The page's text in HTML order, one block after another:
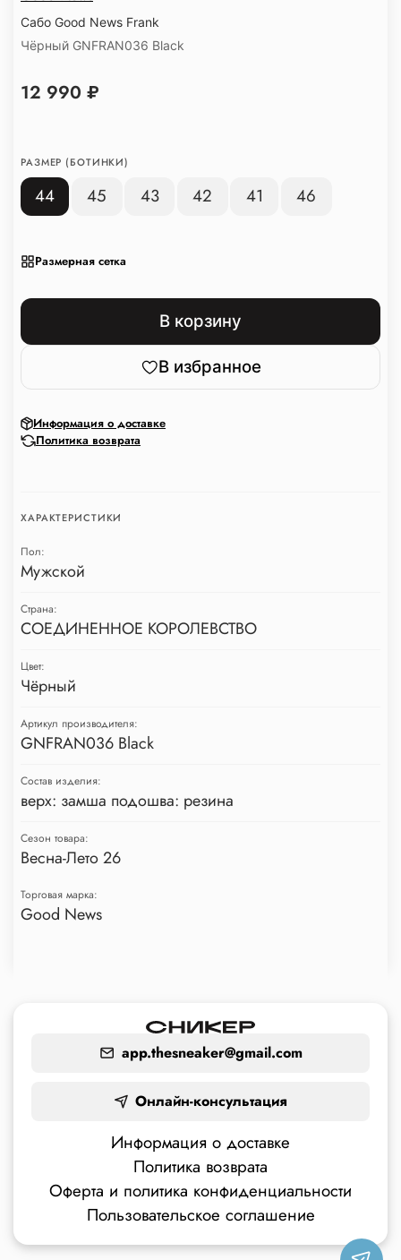
Сабо Good News Frank
Чёрный GNFRAN036 Black
РАЗМЕР (БОТИНКИ)
44 45 43 42 41 46
Размерная сетка
12 990 ₽
В корзину
В избранное
Информация о доставке
Политика возврата
ХАРАКТЕРИСТИКИ
Пол:
Мужской
Страна:
СОЕДИНЕННОЕ КОРОЛЕВСТВО
Цвет:
Чёрный
Артикул производителя:
GNFRAN036 Black
Состав изделия:
верх: замша подошва: резина
Сезон товара:
Весна-Лето 26
Торговая марка:
Good News
app.thesneaker@gmail.com
Онлайн-консультация
Информация о доставке
Политика возврата
Оферта и политика конфиденциальности
Пользовательское соглашение